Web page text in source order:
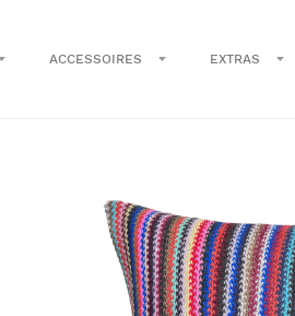
ACCESSOIRES EXTRAS